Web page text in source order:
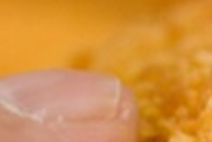
検索
リスト